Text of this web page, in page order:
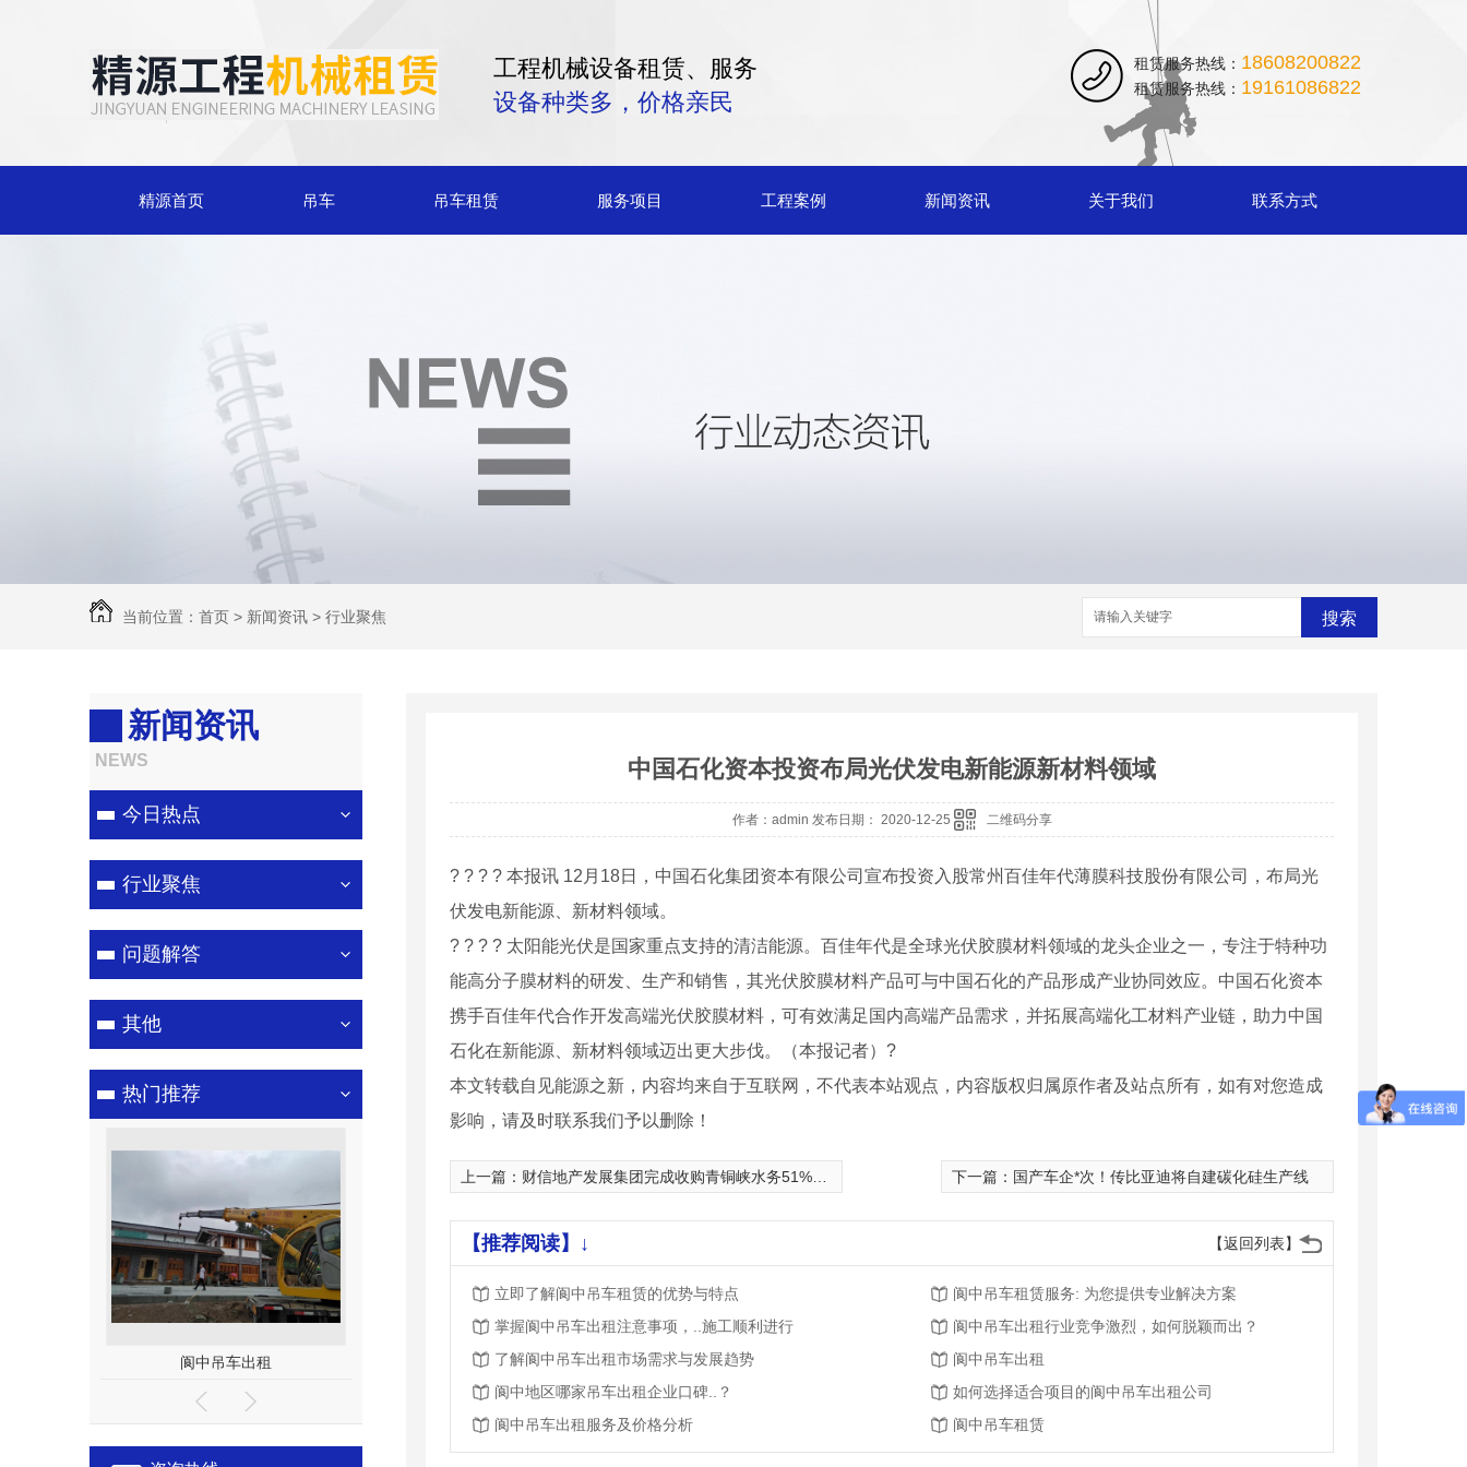
工程机械设备租赁、服务
设备种类多，价格亲民
租赁服务热线： 18608200822
租赁服务热线： 19161086822
精源首页 吊车 吊车租赁 服务项目 工程案例 新闻资讯 关于我们 联系方式
当前位置： 首页 > 新闻资讯 > 行业聚焦 搜索
新闻资讯
NEWS
今日热点
行业聚焦
问题解答
其他
热门推荐
阆中吊车出租 阆中吊车公司 阆中高空作业平台
中国石化资本投资布局光伏发电新能源新材料领域
作者：admin 发布日期： 2020-12-25 二维码分享
? ? ? ? 本报讯 12月18日，中国石化集团资本有限公司宣布投资入股常州百佳年代薄膜科技股份有限公司，布局光
伏发电新能源、新材料领域。
? ? ? ? 太阳能光伏是国家重点支持的清洁能源。百佳年代是全球光伏胶膜材料领域的龙头企业之一，专注于特种功
能高分子膜材料的研发、生产和销售，其光伏胶膜材料产品可与中国石化的产品形成产业协同效应。中国石化资本
携手百佳年代合作开发高端光伏胶膜材料，可有效满足国内高端产品需求，并拓展高端化工材料产业链，助力中国
石化在新能源、新材料领域迈出更大步伐。（本报记者）?
本文转载自见能源之新，内容均来自于互联网，不代表本站观点，内容版权归属原作者及站点所有，如有对您造成
影响，请及时联系我们予以删除！
上一篇： 财信地产发展集团完成收购青铜峡水务51%股权 下一篇： 国产车企*次！传比亚迪将自建碳化硅生产线
【返回列表】
【推荐阅读】↓
立即了解阆中吊车租赁的优势与特点
阆中吊车租赁服务: 为您提供专业解决方案
掌握阆中吊车出租注意事项，..施工顺利进行
阆中吊车出租行业竞争激烈，如何脱颖而出？
了解阆中吊车出租市场需求与发展趋势
阆中吊车出租
阆中地区哪家吊车出租企业口碑..？
如何选择适合项目的阆中吊车出租公司
阆中吊车出租服务及价格分析
阆中吊车租赁